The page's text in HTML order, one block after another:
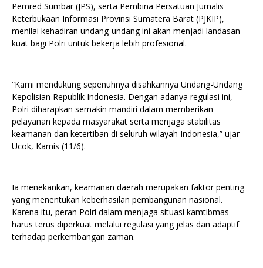
Pemred Sumbar (JPS), serta Pembina Persatuan Jurnalis
Keterbukaan Informasi Provinsi Sumatera Barat (PJKIP),
menilai kehadiran undang-undang ini akan menjadi landasan
kuat bagi Polri untuk bekerja lebih profesional.
“Kami mendukung sepenuhnya disahkannya Undang-Undang
Kepolisian Republik Indonesia. Dengan adanya regulasi ini,
Polri diharapkan semakin mandiri dalam memberikan
pelayanan kepada masyarakat serta menjaga stabilitas
keamanan dan ketertiban di seluruh wilayah Indonesia,” ujar
Ucok, Kamis (11/6).
Ia menekankan, keamanan daerah merupakan faktor penting
yang menentukan keberhasilan pembangunan nasional.
Karena itu, peran Polri dalam menjaga situasi kamtibmas
harus terus diperkuat melalui regulasi yang jelas dan adaptif
terhadap perkembangan zaman.